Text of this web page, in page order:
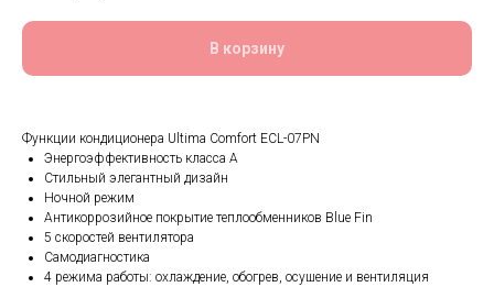
В корзину
Функции кондиционера Ultima Comfort ECL-07PN
Энергоэффективность класса А
Стильный элегантный дизайн
Ночной режим
Антикоррозийное покрытие теплообменников Blue Fin
5 скоростей вентилятора
Самодиагностика
4 режима работы: охлаждение, обогрев, осушение и вентиляция